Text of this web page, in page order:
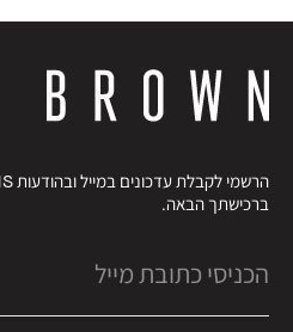
ברכישתך הבאה.